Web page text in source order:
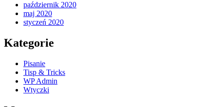
październik 2020
maj 2020
styczeń 2020
Kategorie
Pisanie
Tisp & Tricks
WP Admin
Wtyczki